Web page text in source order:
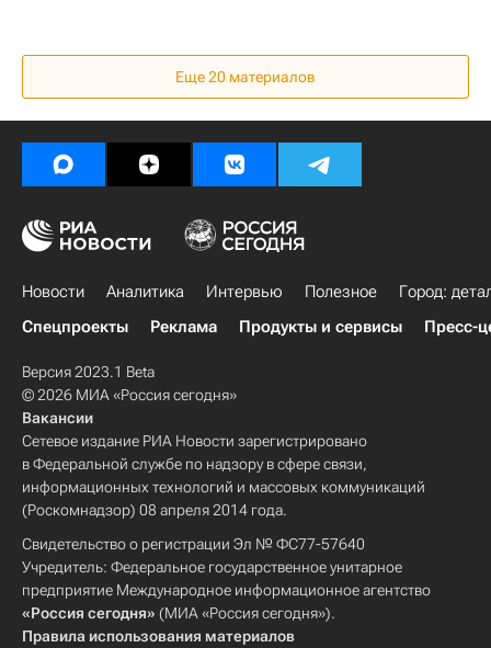
Еще 20 материалов
Новости Аналитика Интервью Полезное
Город:
Спецпроекты
Реклама Продукты и сервисы Пресс-
Версия 2023.1 Beta
© 2026 МИА «Россия сегодня»
Вакансии
Сетевое издание РИА Новости зарегистрировано
в Федеральной службе по надзору в сфере связи,
информационных технологий и массовых коммуникаций
(Роскомнадзор) 08 апреля 2014 года.
Свидетельство о регистрации Эл № ФС77-57640
Учредитель: Федеральное государственное унитарное
предприятие Международное информационное агентство
«Россия сегодня» (МИА «Россия сегодня»).
Правила использования материалов